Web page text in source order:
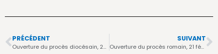
PRÉCÉDENT
Ouverture du procès diocésain, 28 juin 2007
SUIVANT
Ouverture du procès romain, 21 février 2013